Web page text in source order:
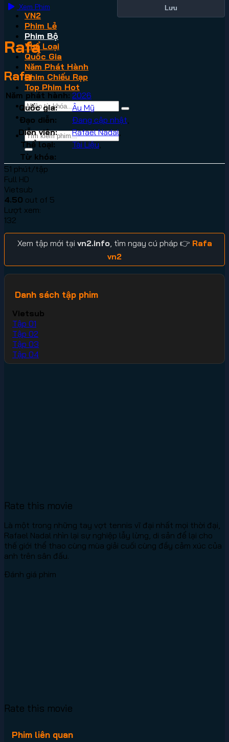
VN2
Phim Lẻ
Phim Bộ
Thể Loại
Quốc Gia
Năm Phát Hành
Phim Chiếu Rạp
Top Phim Hot
Xem Phim Lưu
Rafa
Rafa
Năm phát hành: 2026
Quốc gia:
Âu Mỹ
Đạo diễn:
Đang cập nhật
Diễn viên:
Rafael Nadal
Thể loại:
Tài Liệu,
Từ khóa:
51 phút/tập
Full HD
Vietsub
4.50 out of 5
Lượt xem:
132
Xem tập mới tại vn2.info, tìm ngay cú pháp 👉 Rafa
vn2
Danh sách tập phim
Vietsub
Tập 01
Tập 02
Tập 03
Tập 04
Rate this movie
Là một trong những tay vợt tennis vĩ đại nhất mọi thời đại,
Rafael Nadal nhìn lại sự nghiệp lẫy lừng, di sản để lại cho
thế giới thể thao cùng mùa giải cuối cùng đầy cảm xúc của
anh trên sân đấu.
Đánh giá phim
Rate this movie
Phim liên quan